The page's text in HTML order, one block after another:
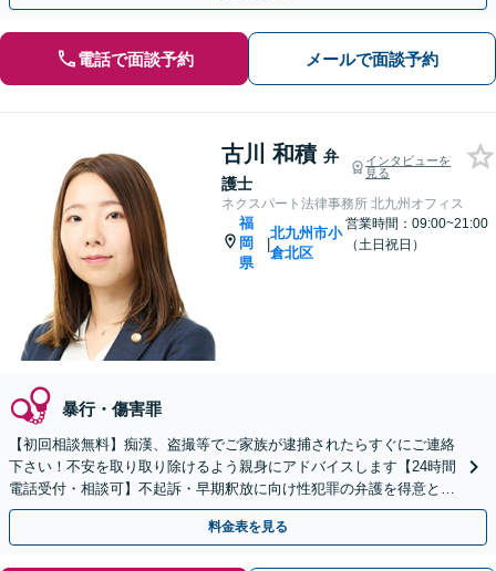
電話で面談予約 メールで面談予約
古川 和積 弁
護士
インタビューを
見る
ネクスパート法律事務所 北九州オフィス
福
岡
県
|
北九州市小
倉北区
営業時間：09:00~21:00
（土日祝日）
暴行・傷害罪
【初回相談無料】痴漢、盗撮等でご家族が逮捕されたらすぐにご連絡
下さい！不安を取り取り除けるよう親身にアドバイスします【24時間
電話受付・相談可】不起訴・早期釈放に向け性犯罪の弁護を得意とす
る経験豊富な弁護士がスピード対応！【最短即日対応可】
料金表を見る